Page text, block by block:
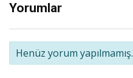
Yorumlar
Henüz yorum yapılmamış.